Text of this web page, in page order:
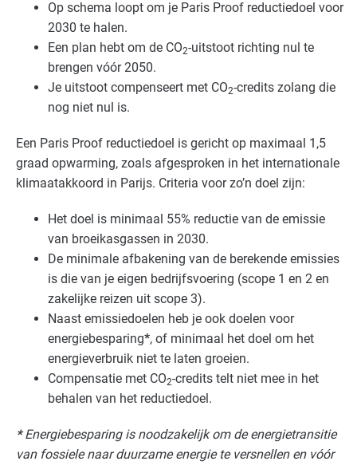
Op schema loopt om je Paris Proof reductiedoel voor
2030 te halen.
Een plan hebt om de CO2-uitstoot richting nul te
brengen vóór 2050.
Je uitstoot compenseert met CO2-credits zolang die
nog niet nul is.
Een Paris Proof reductiedoel is gericht op maximaal 1,5
graad opwarming, zoals afgesproken in het internationale
klimaatakkoord in Parijs. Criteria voor zo’n doel zijn:
Het doel is minimaal 55% reductie van de emissie
van broeikasgassen in 2030.
De minimale afbakening van de berekende emissies
is die van je eigen bedrijfsvoering (scope 1 en 2 en
zakelijke reizen uit scope 3).
Naast emissiedoelen heb je ook doelen voor
energiebesparing*, of minimaal het doel om het
energieverbruik niet te laten groeien.
Compensatie met CO2-credits telt niet mee in het
behalen van het reductiedoel.
*Energiebesparing is noodzakelijk om de energietransitie
van fossiele naar duurzame energie te versnellen en vóór